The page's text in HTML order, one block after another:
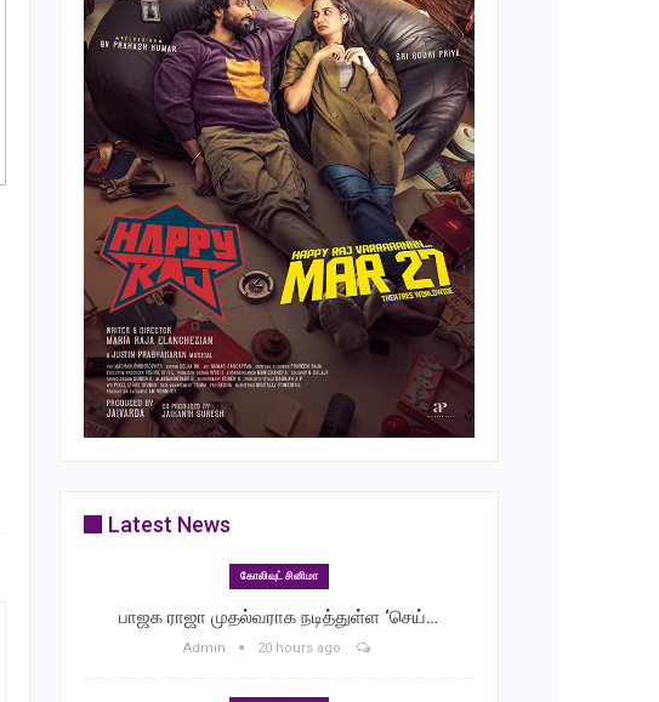
Latest News
கோலிவுட் சினிமா
பாஜக ராஜா முதல்வராக நடித்துள்ள ‘செய்…
Admin 20 hours ago